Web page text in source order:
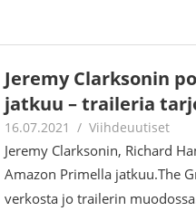
Jeremy Clarksonin
jatkuu – traileria
16.07.2021 Juha Kaunisto
Viihdeuutiset
Jeremy Clarksonin, Richard
Amazon Primella jatkuu.The
verkosta jo trailerin